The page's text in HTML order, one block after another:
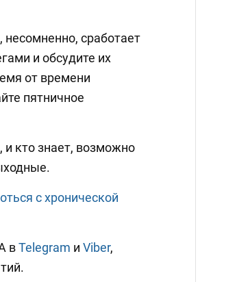
сработает
и обсудите их
от времени
пятничное
кто знает, возможно
с хронической
вTelegram и Viber,